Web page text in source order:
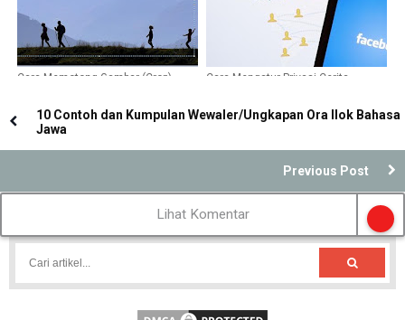
Cara Memotong Gambar (Crop)
Cara Mengatur Privasi Cerita
10 Contoh dan Kumpulan Wewaler/Ungkapan Ora Ilok Bahasa
Jawa
Previous Post
Lihat Komentar